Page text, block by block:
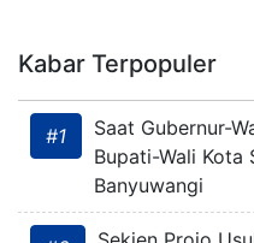
Kabar Terpopuler
#1
Saat Gubernur-
Bupati-Wali Kota
Banyuwangi